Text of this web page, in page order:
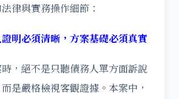
律與實務操作細節：
明必須清晰，方案基礎必須真實
，絕不是只聽債務人單方面訴說
是嚴格檢視客觀證據。本案中，